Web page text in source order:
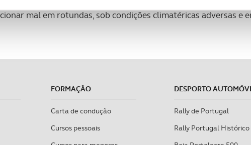
bem como para analisar dados de navegação no nosso
se afigure estritamente necessário no contexto dos serviços a
de certo tipo de Cookies e tecnologias similares pode ter impacto na
do site.
mal em rotundas, sob condições climatéricas adversas e
FORMAÇÃO
Carta de condução
Cursos pessoais
DESPORTO
Rally de Portugal
Rally Portugal Histórico